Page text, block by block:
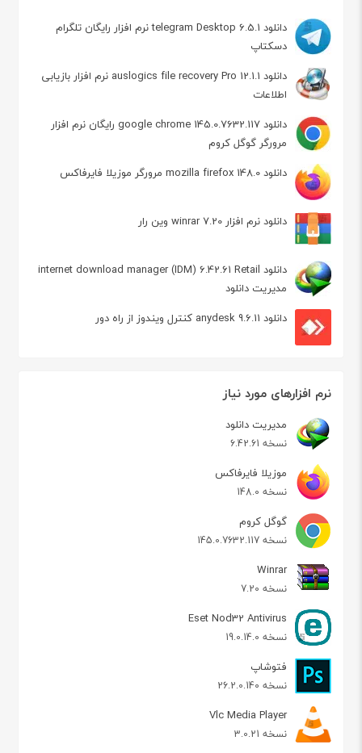
دانلود telegram Desktop 6.5.1 نرم افزار رایگان تلگرام
دسکتاپ
دانلود auslogics file recovery Pro 12.1.1 نرم افزار بازیابی
اطلاعات
دانلود google chrome 145.0.7632.117 رایگان نرم افزار
مرورگر گوگل کروم
دانلود mozilla firefox 148.0 مرورگر موزیلا فایرفاکس
دانلود نرم افزار winrar 7.20 وین رار
دانلود internet download manager (IDM) 6.42.61 Retail
مدیریت دانلود
دانلود anydesk 9.6.11 کنترل ویندوز از راه دور
نرم افزارهای مورد نیاز
مدیریت دانلود
نسخه 6.42.61
موزیلا فایرفاکس
نسخه 148.0
گوگل کروم
نسخه 145.0.7632.117
Winrar
نسخه 7.20
Eset Nod32 Antivirus
نسخه 19.0.14.0
فتوشاپ
نسخه 26.2.0.140
Vlc Media Player
نسخه 3.0.21